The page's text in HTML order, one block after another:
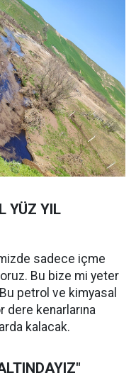
YÜZ YIL
sadece içme
Bu bize mi yeter
petrol ve kimyasal
dere kenarlarına
kalacak.